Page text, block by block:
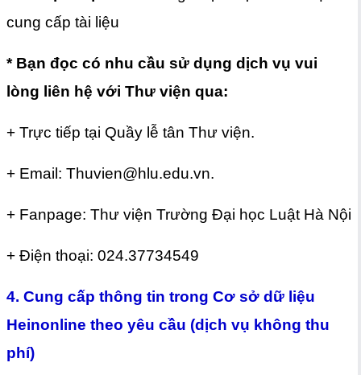
cung cấp tài liệu
* Bạn đọc có nhu cầu sử dụng dịch vụ vui
lòng liên hệ với Thư viện qua:
+ Trực tiếp tại Quầy lễ tân Thư viện.
+ Email: Thuvien@hlu.edu.vn.
+ Fanpage: Thư viện Trường Đại học Luật Hà Nội
+ Điện thoại: 024.37734549
4. Cung cấp thông tin trong Cơ sở dữ liệu
Heinonline theo yêu cầu (dịch vụ không thu
phí)